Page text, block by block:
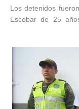
Los detenidos
Escobar de 25